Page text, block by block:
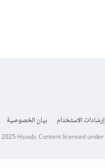
إرشادات الاستخدام بيان الخصوصية
Hsoub.Content licensed under